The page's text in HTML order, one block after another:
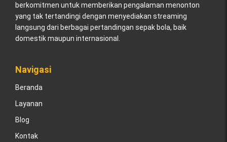
berkomitmen untuk memberikan pengalaman menonton
yang tak tertandingi dengan menyediakan streaming
langsung dari berbagai pertandingan sepak bola, baik
domestik maupun internasional.
Navigasi
Beranda
Layanan
Blog
Kontak